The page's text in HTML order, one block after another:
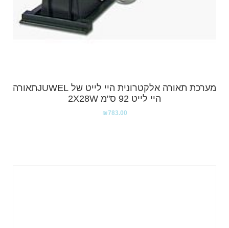
מערכת תאורה אלקטרונית היי לייט של JUWELתאורה
היי לייט 92 ס"מ 2X28W
₪783.00